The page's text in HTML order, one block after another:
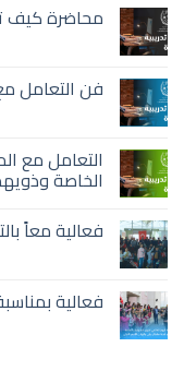
محاضرة
فن التعامل
التعامل مع
الخاصة
فعالية معاً
فعالية